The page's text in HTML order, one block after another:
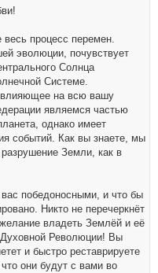
весь процесс перемен.
эволюции, почувствует
Солнца
Системе.
влияющее на всю вашу
являемся частью
однако имеет
событий. Как вы знаете, мы
Земли, как в
победоносными, и что бы
Никто не перечеркнёт
владеть Землёй и её
Революции! Вы
и быстро реставрируете
они будут с вами во